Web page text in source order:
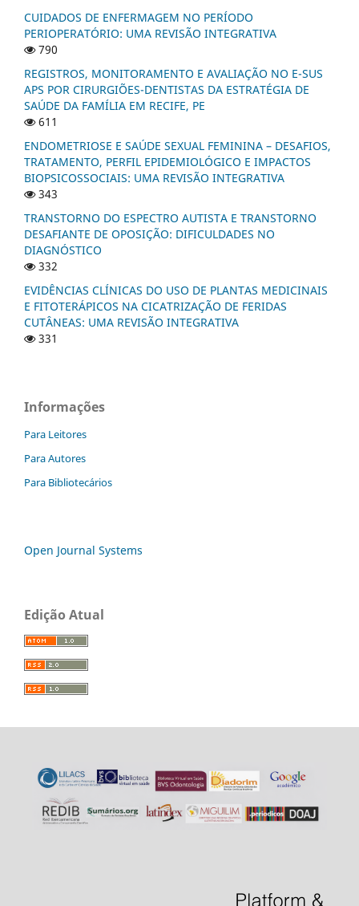
CUIDADOS DE ENFERMAGEM NO PERÍODO
PERIOPERATÓRIO: UMA REVISÃO INTEGRATIVA
790
REGISTROS, MONITORAMENTO E AVALIAÇÃO NO E-SUS
APS POR CIRURGIÕES-DENTISTAS DA ESTRATÉGIA DE
SAÚDE DA FAMÍLIA EM RECIFE, PE
611
ENDOMETRIOSE E SAÚDE SEXUAL FEMININA – DESAFIOS,
TRATAMENTO, PERFIL EPIDEMIOLÓGICO E IMPACTOS
BIOPSICOSSOCIAIS: UMA REVISÃO INTEGRATIVA
343
TRANSTORNO DO ESPECTRO AUTISTA E TRANSTORNO
DESAFIANTE DE OPOSIÇÃO: DIFICULDADES NO
DIAGNÓSTICO
332
EVIDÊNCIAS CLÍNICAS DO USO DE PLANTAS MEDICINAIS
E FITOTERÁPICOS NA CICATRIZAÇÃO DE FERIDAS
CUTÂNEAS: UMA REVISÃO INTEGRATIVA
331
Informações
Para Leitores
Para Autores
Para Bibliotecários
Open Journal Systems
Edição Atual